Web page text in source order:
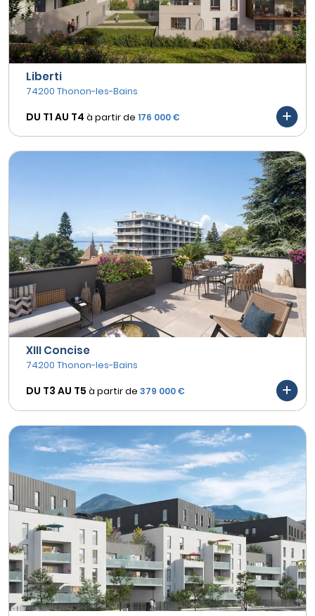
Liberti
74200 Thonon-les-Bains
DU T1 AU T4 à partir de 176 000 €
XIII Concise
74200 Thonon-les-Bains
DU T3 AU T5 à partir de 379 000 €